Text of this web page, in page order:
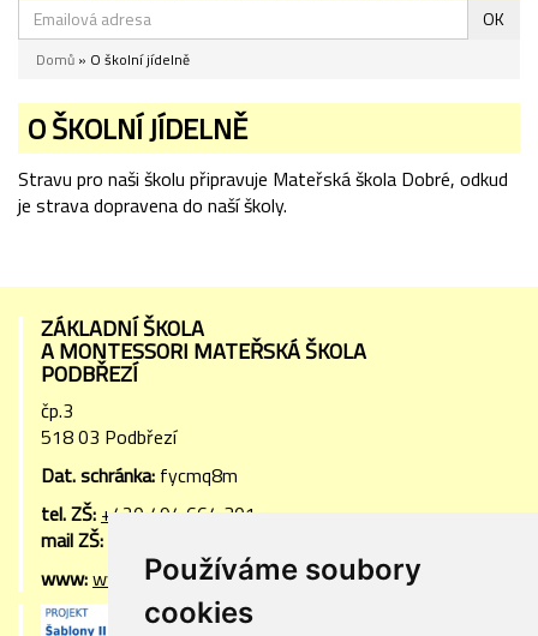
Používáme soubory
cookies
OK
Domů » O školní jídelně
O ŠKOLNÍ JÍDELNĚ
Stravu pro naši školu připravuje Mateřská škola Dobré, odkud
je strava dopravena do naší školy.
ZÁKLADNÍ ŠKOLA
A MONTESSORI MATEŘSKÁ ŠKOLA
PODBŘEZÍ
čp.3
518 03 Podbřezí
Dat. schránka: fycmq8m
tel. ZŠ: +420 494 664 301
mail ZŠ:
www:www.zs-ms-podbrezi.cz